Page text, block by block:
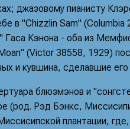
джазовому пианисту
в "Chizzlin Sam" (Columbia
Кэнона - оба из
(Victor 38558, 1929)
и кувшина, сделавшие
блюзмэнов и
(род. Рэд Бэнкс,
плантации,